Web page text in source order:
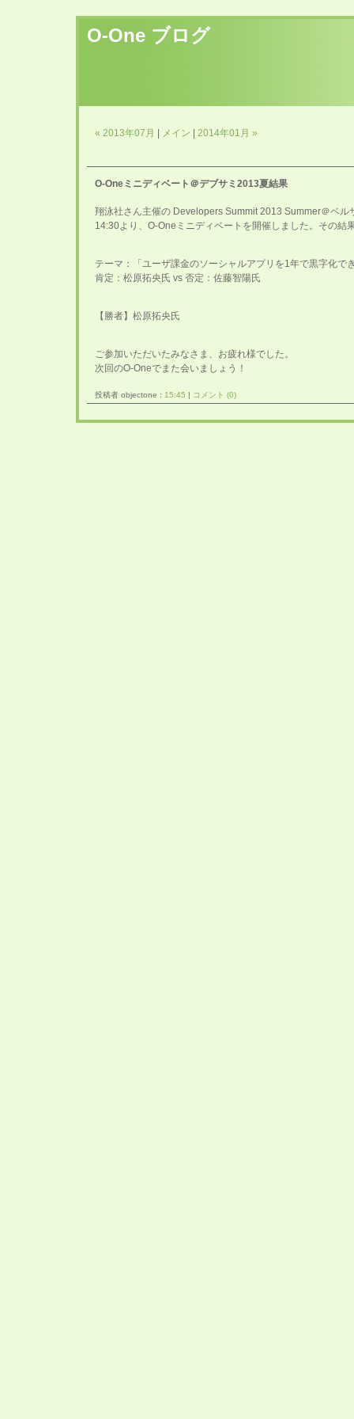
O-One ブログ
« 2013年07月 メイン 2014年01月 »
O-Oneミニディベート＠デブサミ2013夏結果
翔泳社さん主催の Developers Summit 2013 Summer＠ベ
14:30より、O-Oneミニディベートを開催しました。その結
テーマ：「ユーザ課金のソーシャルアプリを1年で黒字化で
肯定：松原拓央氏 vs 否定：佐藤智陽氏
【勝者】松原拓央氏
ご参加いただいたみなさま、お疲れ様でした。
次回のO-Oneでまた会いましょう！
投稿者 objectone : 15:45 | コメント (0)